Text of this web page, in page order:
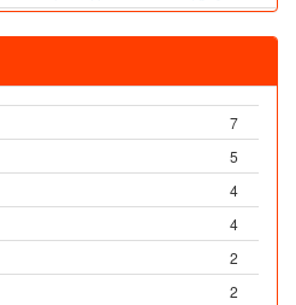
7
5
4
4
2
2